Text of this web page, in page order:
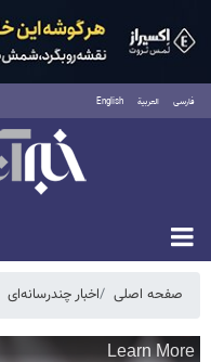
فارسی العربية English
جمعه ۱۶ مرداد ۱۴۰۵
صفحه اصلی اخبار چندرسانه‌ای